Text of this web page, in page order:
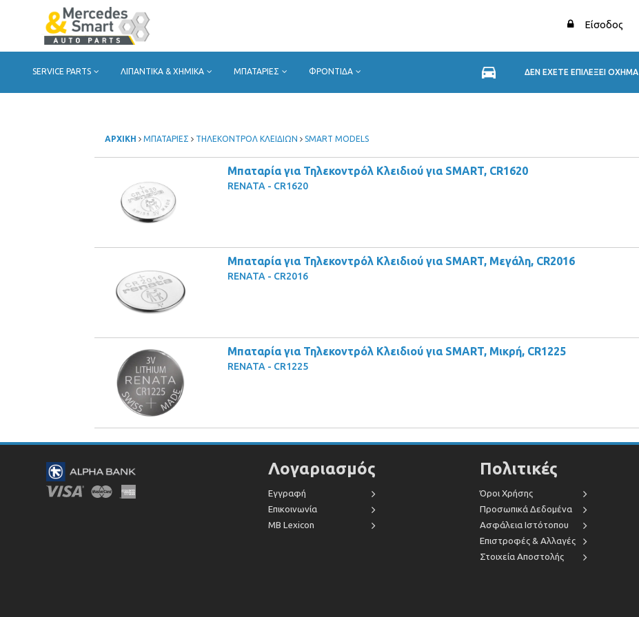
Είσοδος
SERVICE PARTS ΛΙΠΑΝΤΙΚΑ & ΧΗΜΙΚΑ ΜΠΑΤΑΡΙΕΣ ΦΡΟΝΤΙΔΑ ΔΕΝ ΕΧΕΤΕ ΕΠΙΛΕΞΕΙ ΟΧΗΜΑ
ΑΡΧΙΚΗ ΜΠΑΤΑΡΙΕΣ ΤΗΛΕΚΟΝΤΡΟΛ ΚΛΕΙΔΙΩΝ SMART MODELS
Μπαταρία για Τηλεκοντρόλ Κλειδιού για SMART, CR1620
RENATA - CR1620
Μπαταρία για Τηλεκοντρόλ Κλειδιού για SMART, Μεγάλη, CR2016
RENATA - CR2016
Μπαταρία για Τηλεκοντρόλ Κλειδιού για SMART, Μικρή, CR1225
RENATA - CR1225
Λογαριασμός
Εγγραφή
Επικοινωνία
MB Lexicon
Πολιτικές
Όροι Χρήσης
Προσωπικά Δεδομένα
Ασφάλεια Ιστότοπου
Επιστροφές & Αλλαγές
Στοιχεία Αποστολής